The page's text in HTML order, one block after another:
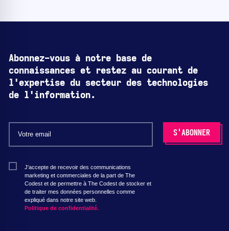
Abonnez-vous à notre base de
connaissances et restez au courant de
l'expertise du secteur des technologies
de l'information.
J'accepte de recevoir des communications
marketing et commerciales de la part de The
Codest et de permettre à The Codest de stocker et
de traiter mes données personnelles comme
expliqué dans notre site web.
Politique de confidentialité.